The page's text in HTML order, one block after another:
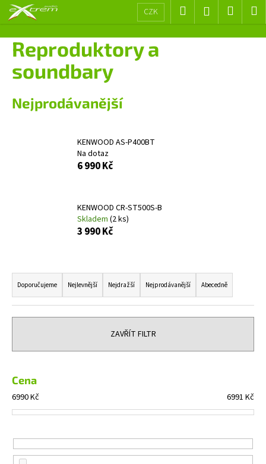
Přejít
CZK Hledat Přihlášení
košík
Reproduktory a
soundbary
Nejprodávanější
KENWOOD AS-P400BT
Na dotaz
6 990 Kč
KENWOOD CR-ST500S-B
Skladem (2 ks)
3 990 Kč
Ř
a
z
e
í
r
o
d
k
t
Doporučujeme Nejlevnější Nejdražší Nejprodávanější Abecedně
ZAVŘÍT FILTR
Cena
6990Kč 6991 Kč
š
C
o
p
o
a
j
í
D